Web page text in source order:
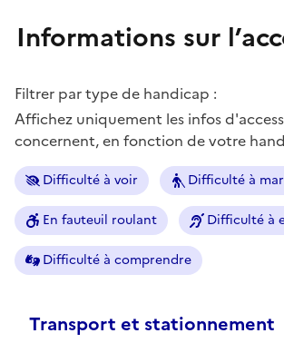
Informations sur
Filtrer par type de handicap :
Affichez uniquement les infos
concernent, en fonction de votre
Difficulté à voir Difficulté à
En fauteuil roulant Difficulté à
Difficulté à comprendre
Transport et stationnement